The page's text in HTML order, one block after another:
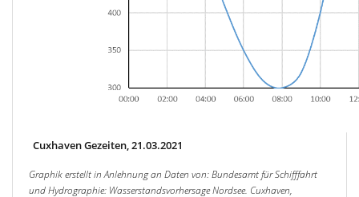
Cuxhaven Gezeiten, 21.03.2021
Graphik erstellt in Anlehnung an Daten von: Bundesamt für Schifffahrt
und Hydrographie: Wasserstandsvorhersage Nordsee. Cuxhaven,